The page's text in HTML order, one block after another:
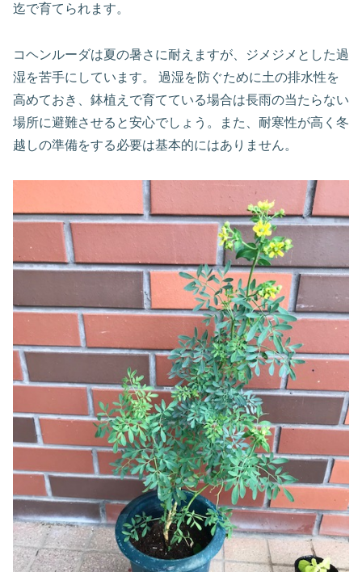
迄で育てられます。
コヘンルーダは夏の暑さに耐えますが、ジメジメとした過
湿を苦手にしています。 過湿を防ぐために土の排水性を
高めておき、鉢植えで育てている場合は長雨の当たらない
場所に避難させると安心でしょう。また、耐寒性が高く冬
越しの準備をする必要は基本的にはありません。